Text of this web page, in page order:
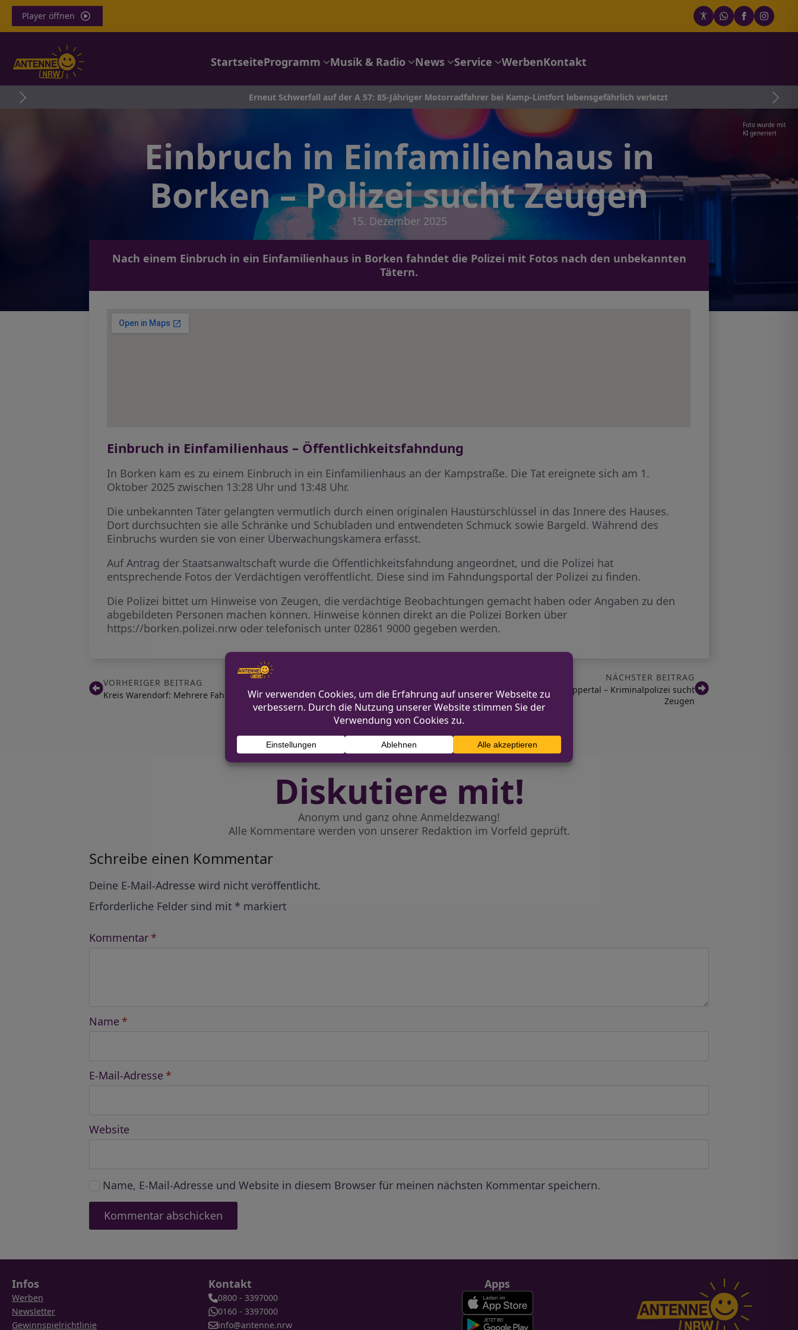
Player öffnen
StartseiteProgramm Musik & Radio News Service WerbenKontakt
Erneut Schwerfall auf der A 57: 85-Jähriger Motorradfahrer bei Kamp-Lintfort lebensgefährlich verletzt
Foto wurde mit
KI generiert
Einbruch in Einfamilienhaus in
Borken – Polizei sucht Zeugen
15. Dezember 2025
Nach einem Einbruch in ein Einfamilienhaus in Borken fahndet die Polizei mit Fotos nach den unbekannten
Tätern.
Einbruch in Einfamilienhaus – Öffentlichkeitsfahndung
In Borken kam es zu einem Einbruch in ein Einfamilienhaus an der Kampstraße. Die Tat ereignete sich am 1.
Oktober 2025 zwischen 13:28 Uhr und 13:48 Uhr.
Die unbekannten Täter gelangten vermutlich durch einen originalen Haustürschlüssel in das Innere des Hauses.
Dort durchsuchten sie alle Schränke und Schubladen und entwendeten Schmuck sowie Bargeld. Während des
Einbruchs wurden sie von einer Überwachungskamera erfasst.
Auf Antrag der Staatsanwaltschaft wurde die Öffentlichkeitsfahndung angeordnet, und die Polizei hat
entsprechende Fotos der Verdächtigen veröffentlicht. Diese sind im Fahndungsportal der Polizei zu finden.
Die Polizei bittet um Hinweise von Zeugen, die verdächtige Beobachtungen gemacht haben oder Angaben zu den
abgebildeten Personen machen können. Hinweise können direkt an die Polizei Borken über
https://borken.polizei.nrw oder telefonisch unter 02861 9000 gegeben werden.
VORHERIGER BEITRAG
Kreis Warendorf: Mehrere Fahrer unter Drogeneinfluss festgestellt
NÄCHSTER BEITRAG
Versuchter Raub auf Taxifahrer in Wuppertal – Kriminalpolizei sucht
Zeugen
Diskutiere mit!
Anonym und ganz ohne Anmeldezwang!
Alle Kommentare werden von unserer Redaktion im Vorfeld geprüft.
Schreibe einen Kommentar
Deine E-Mail-Adresse wird nicht veröffentlicht.
Erforderliche Felder sind mit * markiert
Kommentar *
Name *
E-Mail-Adresse *
Website
Name, E-Mail-Adresse und Website in diesem Browser für meinen nächsten Kommentar speichern.
Infos
Werben
Newsletter
Gewinnspielrichtlinie
Kontakt
0800 - 3397000
0160 - 3397000
info@antenne.nrw
Apps